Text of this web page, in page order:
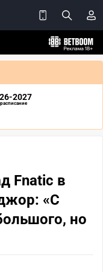
2027
Fnatic в
«С
но